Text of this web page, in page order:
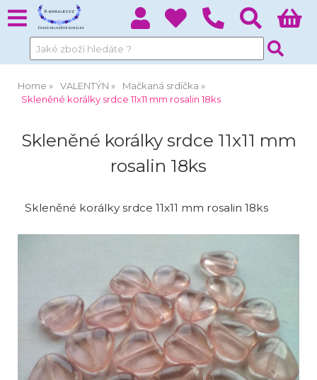
Home VALENTÝN
Mačkaná srdíčka
Skleněné korálky srdce 11x11 mm rosalin 18ks
Skleněné korálky srdce 11x11 mm
rosalin 18ks
Skleněné korálky srdce 11x11 mm rosalin 18ks